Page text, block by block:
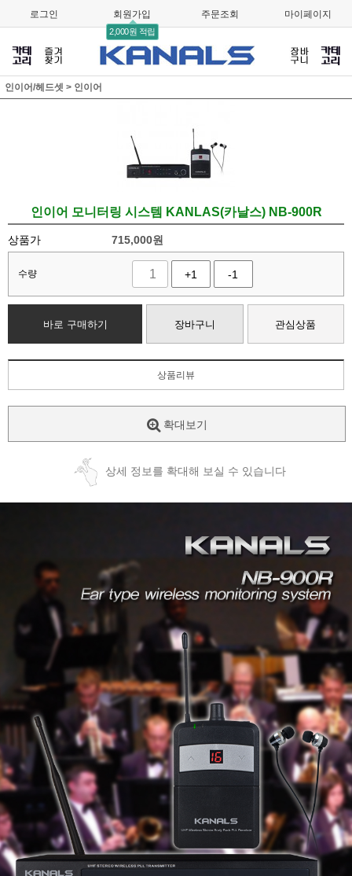
로그인 회원가입
2,000원 적립
주문조회 마이페이지
인이어/헤드셋 > 인이어
인이어 모니터링 시스템 KANLAS(카날스) NB-900R
상품가 715,000원
수량 +1 -1
바로 구매하기 장바구니 관심상품
상품리뷰
확대보기
상세 정보를 확대해 보실 수 있습니다